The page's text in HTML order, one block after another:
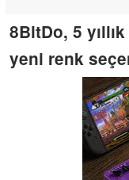
8BitDo, 5
yeni renk